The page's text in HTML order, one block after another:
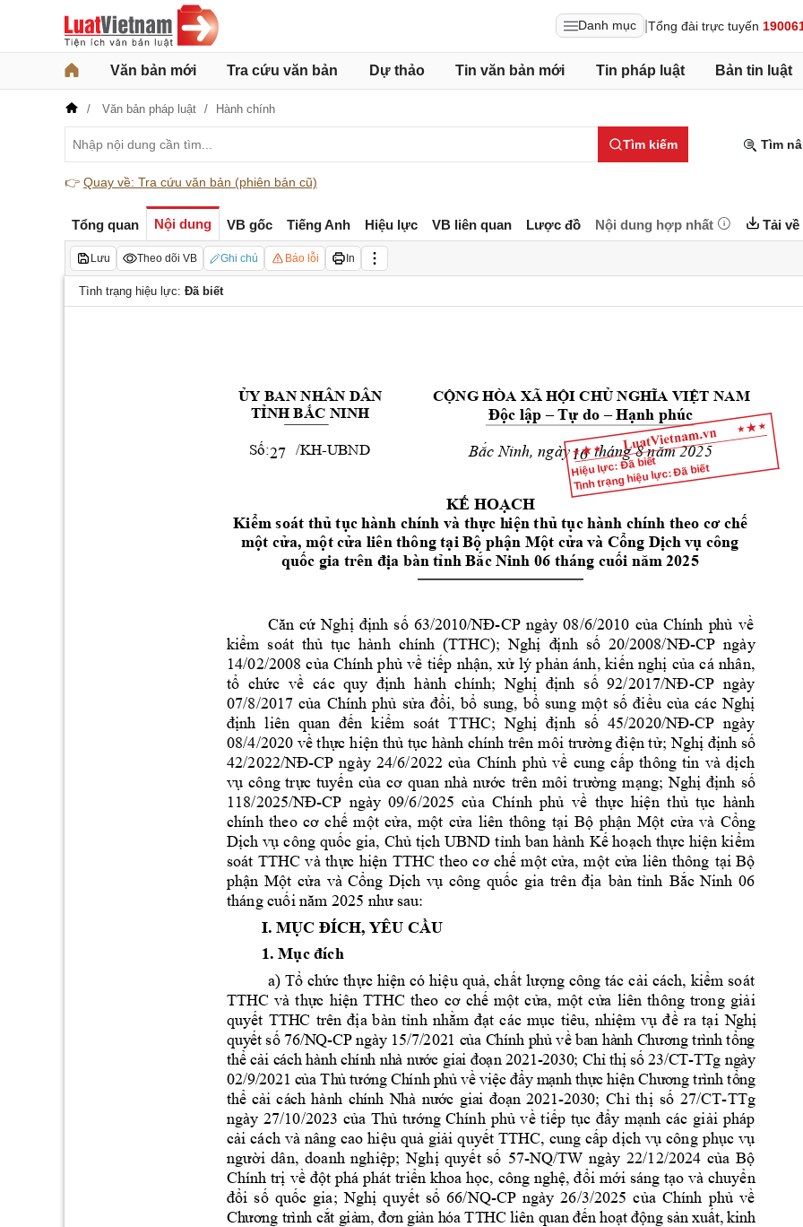
Danh mục Tổng đài trực tuyến
Văn bản mới Tra cứu văn bản Dự thảo Tin văn bản mới Tin pháp luật Bản tin luật
Văn bản pháp luật Hành chính
Tìm kiếm Tìm
👉 Quay về: Tra cứu văn bản (phiên bản cũ)
Tổng quan Nội dung VB gốc Tiếng Anh Hiệu lực VB liên quan Lược đồ Nội dung hợp nhất Tải về
Lưu Theo dõi VB Ghi chú Báo lỗi In
Tình trạng hiệu lực: Đã biết
Hiệu lực: Đã biết
Tình trạng hiệu lực: Đã biết
ỦY BAN NHÂN DÂN
TỈNH BẮC NINH
Số:
      /KH-UBND
CỘNG HÒA XÃ HỘI CHỦ NGHĨA VIỆT NAM
Độc lập – Tự do – Hạnh phúc
Bắc Ninh, ngày
  th
áng 8 năm 2025
KẾ HOẠCH
Kiểm soát thủ tục hành chính và thực hiện thủ tục hành chính theo cơ chế
một cửa, một cửa liên thông tại Bộ phận Một cửa và Cổng Dịch vụ công
quốc gia trên địa bàn tỉnh Bắc Ninh 06 tháng cuối năm 2025
Căn cứ Nghị định số 63/2010/NĐ-CP ngày 08/6/2010 của Chính phủ về
kiểm soát  thủ tục hành  chính  (TTHC); Nghị  định  số  20/2008/NĐ-CP  ngày
14/02/2008 của Chính phủ về tiếp nhận, xử lý phản ánh, kiến nghị của cá nhân,
tổ chức về các quy định hành chính; Nghị định số 92/2017/NĐ-CP ngày
07/8/2017 của Chính phủ sửa đổi, bổ sung, bổ sung một số điều của các Nghị
định liên quan đến kiểm soát TTHC; Nghị định số 45/2020/NĐ-CP ngày
08/4/2020 về thực hiện thủ tục hành chính trên môi trường điện tử; Nghị định số
42/2022/NĐ-CP ngày 24/6/2022 của Chính phủ về cung cấp thông tin và dịch
vụ công trực tuyến của cơ quan nhà nước trên môi trường mạng; Nghị định số
118/2025/NĐ-CP ngày 09/6/2025 của Chính phủ về thực hiện thủ tục hành
chính theo cơ chế một cửa, một cửa liên thông tại Bộ phận Một cửa và Cổng
Dịch vụ công quốc gia, Chủ tịch UBND tỉnh ban hành Kế hoạch thực hiện kiểm
soát TTHC và thực hiện TTHC theo cơ chế một cửa, một cửa liên thông tại Bộ
phận Một cửa và Cổng Dịch vụ công quốc gia trên địa bàn tỉnh Bắc Ninh 06
tháng cuối năm 2025 như sau:
I. MỤC ĐÍCH, YÊU CẦU
1. Mục đích
a) Tổ chức thực hiện có hiệu quả, chất lượng công tác cải cách, kiểm soát
TTHC và thực hiện TTHC theo cơ chế một cửa, một cửa liên thông trong giải
quyết TTHC trên địa bàn tỉnh nhằm đạt các mục tiêu, nhiệm vụ đề ra tại Nghị
quyết số 76/NQ-CP ngày 15/7/2021 của Chính phủ về ban hành Chương trình tổng
thể cải cách hành chính nhà nước giai đoạn 2021-2030; Chỉ thị số 23/CT-TTg ngày
02/9/2021 của Thủ tướng Chính phủ về việc đẩy mạnh thực hiện Chương trình tổng
thể cải cách hành chính Nhà nước giai đoạn 2021-2030; Chỉ thị số 27/CT-TTg
ngày 27/10/2023 của Thủ tướng Chính phủ về tiếp tục đẩy mạnh các giải pháp
cải cách và nâng cao hiệu quả giải quyết TTHC, cung cấp dịch vụ công phục vụ
người dân, doanh nghiệp; Nghị quyết số 57-NQ/TW ngày 22/12/2024 của Bộ
Chính trị về đột phá phát triển khoa học, công nghệ, đổi mới sáng tạo và chuyển
đổi số quốc gia; Nghị quyết số 66/NQ-CP ngày 26/3/2025 của Chính phủ về
Chương trình cắt giảm, đơn giản hóa TTHC liên quan đến hoạt động sản xuất, kinh
16
27